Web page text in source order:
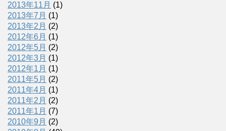
2013年11月 (1)
2013年7月 (1)
2013年2月 (2)
2012年6月 (1)
2012年5月 (2)
2012年3月 (1)
2012年1月 (1)
2011年5月 (2)
2011年4月 (1)
2011年2月 (2)
2011年1月 (7)
2010年9月 (2)